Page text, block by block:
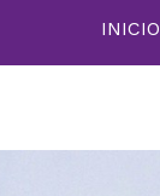
INICIO